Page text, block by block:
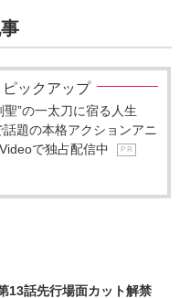
ピックアップ
聖”の一太刀に宿る人生
題の本格アクションアニ
で独占配信中
P R
13話先行場面カット解禁